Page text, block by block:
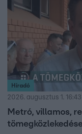
Híradó
2026. augusztus 1. 16:43
Metró, villamos,